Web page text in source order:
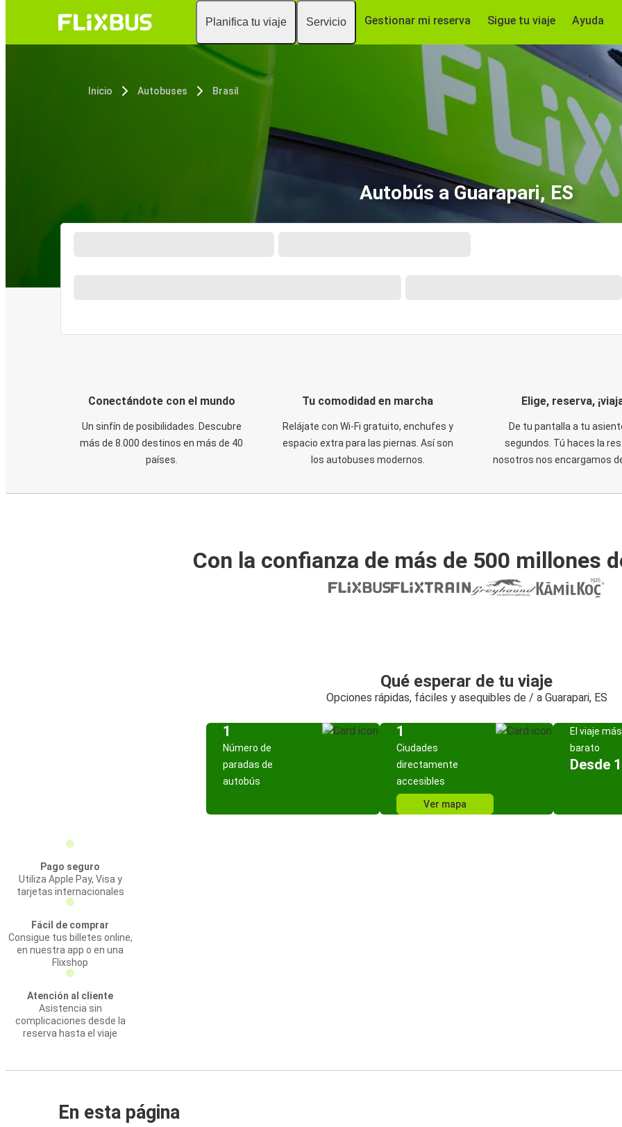
Planifica tu viaje Servicio Gestionar mi reserva Sigue tu viaje Ayuda
Inicio Autobuses Brasil
Autobús a Guarapari, ES
Conectándote con el mundo
Un sinfín de posibilidades. Descubre
más de 8.000 destinos en más de 40
países.
Tu comodidad en marcha
Relájate con Wi-Fi gratuito, enchufes y
espacio extra para las piernas. Así son
los autobuses modernos.
Elige, reserva,
De tu pantalla a tu
segundos. Tú haces la
nosotros nos encargamos
Con la confianza de más de 500 millones
Qué esperar de tu viaje
Opciones rápidas, fáciles y asequibles de / a Guarapari, ES
1
Número de
paradas de
autobús
1
Ciudades
directamente
accesibles
Ver mapa
El viaje más
barato
Desde
Pago seguro
Utiliza Apple Pay, Visa y
tarjetas internacionales
Fácil de comprar
Consigue tus billetes online,
en nuestra app o en una
Flixshop
Atención al cliente
Asistencia sin
complicaciones desde la
reserva hasta el viaje
En esta página